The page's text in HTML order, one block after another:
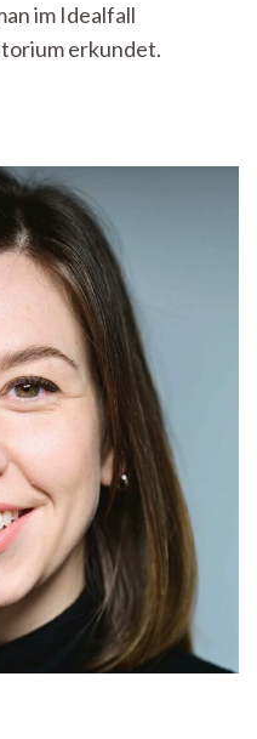
im Idealfall
erkundet.